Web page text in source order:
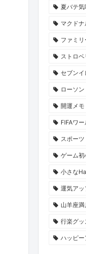
夏バテ気
マクドナ
ファミリ
ストロ
セブンイ
ローソン
開運メモ
FIFAワ
スポーツ
ゲーム初
小さな
運気アッ
山羊座満
行楽グッ
ハッピー